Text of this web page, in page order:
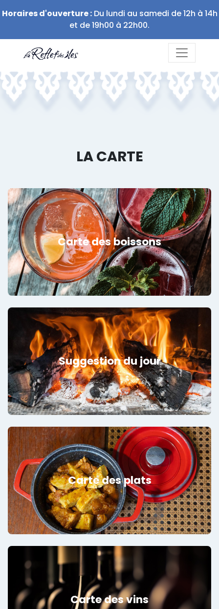
Horaires d'ouverture :Du lundi au samedi de 12h à 14h
et de 19h00 à 22h00.
LA CARTE
Carte des boissons
Suggestion du jour
Carte des plats
Carte des vins